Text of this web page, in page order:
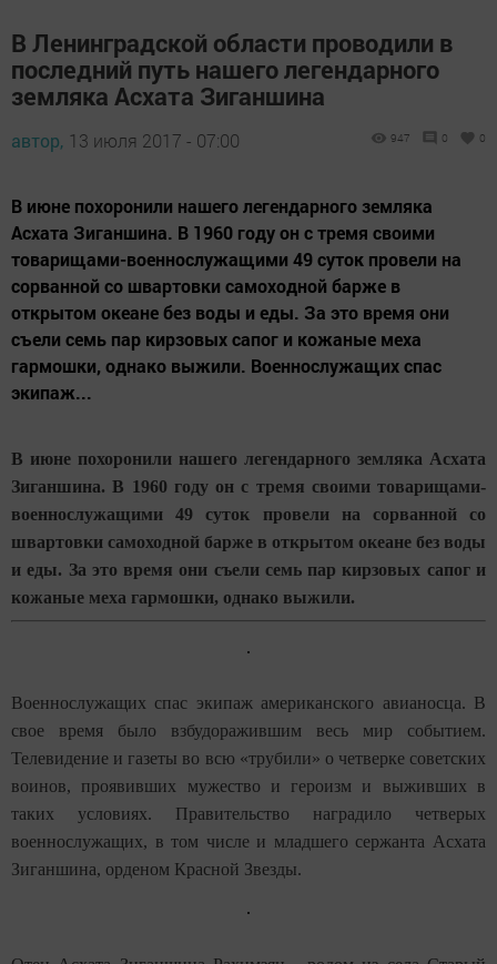
В Ленинградской области проводили в
последний путь нашего легендарного
земляка Асхата Зиганшина
автор, 13 июля 2017 - 07:00 947 0 0
В июне похоронили нашего легендарного земляка
Асхата Зиганшина. В 1960 году он с тремя своими
товарищами-военнослужащими 49 суток провели на
сорванной со швартовки самоходной барже в
открытом океане без воды и еды. За это время они
съели семь пар кирзовых сапог и кожаные меха
гармошки, однако выжили. Военнослужащих спас
экипаж...
В июне похоронили нашего легендарного земляка Асхата
Зиганшина. В 1960 году он с тремя своими товарищами-
военнослужащими 49 суток провели на сорванной со
швартовки самоходной барже в открытом океане без воды
и еды. За это время они съели семь пар кирзовых сапог и
кожаные меха гармошки, однако выжили.
Военнослужащих спас экипаж американского авианосца. В
свое время было взбудоражившим весь мир событием.
Телевидение и газеты во всю «трубили» о четверке советских
воинов, проявивших мужество и героизм и выживших в
таких условиях. Правительство наградило четверых
военнослужащих, в том числе и младшего сержанта Асхата
Зиганшина, орденом Красной Звезды.